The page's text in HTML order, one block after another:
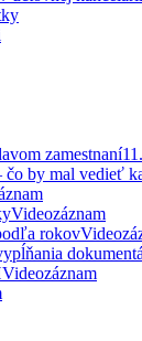
zamestnaní
čo by mal vedieť
Videozáznam
rokov
Videozáznam